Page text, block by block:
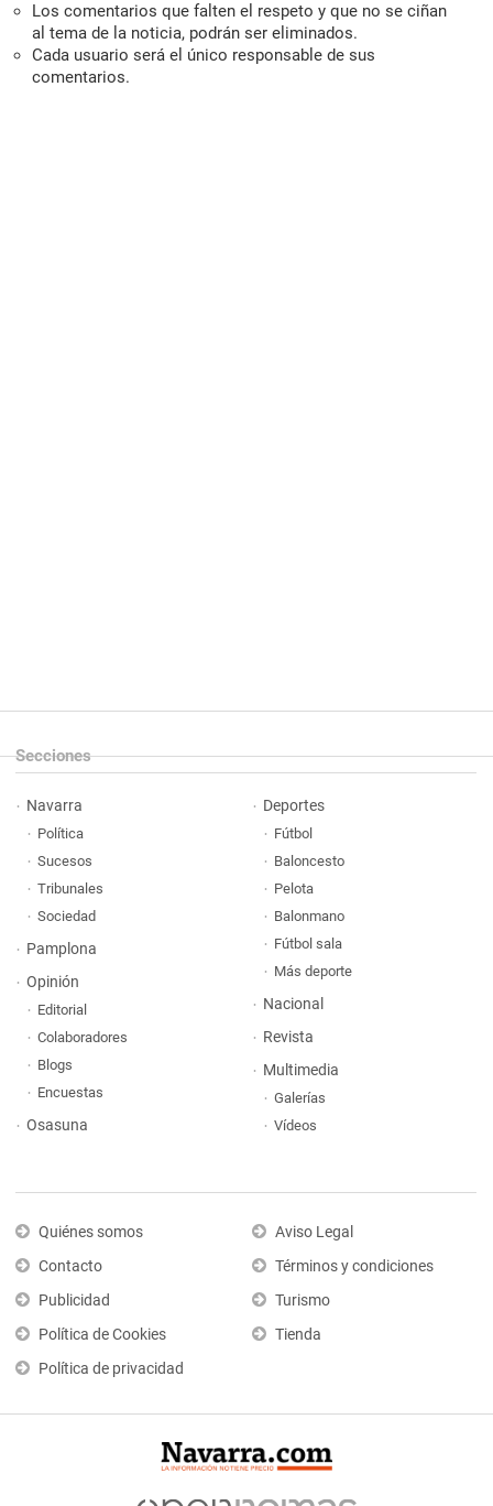
Los comentarios que falten el respeto y que no se ciñan
al tema de la noticia, podrán ser eliminados.
Cada usuario será el único responsable de sus
comentarios.
Secciones
Navarra
Política
Sucesos
Tribunales
Sociedad
Pamplona
Opinión
Editorial
Colaboradores
Blogs
Encuestas
Osasuna
Deportes
Fútbol
Baloncesto
Pelota
Balonmano
Fútbol sala
Más deporte
Nacional
Revista
Multimedia
Galerías
Vídeos
Quiénes somos
Contacto
Publicidad
Política de Cookies
Política de privacidad
Aviso Legal
Términos y condiciones
Turismo
Tienda